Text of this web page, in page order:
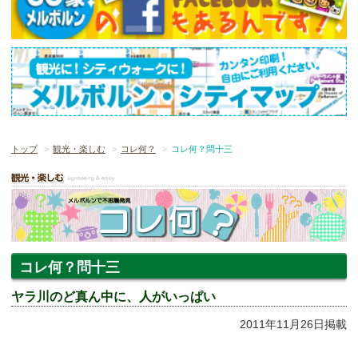
トップ 観光・楽しむ コレ何？ コレ何？問十三
コレ何？問十三
ヤラ川のど真ん中に、人がいっぱい
2011年11月26日掲載